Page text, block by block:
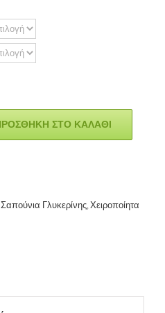
ΣΤΟ ΚΑΛΆΘΙ
Σαπούνια Γλυκερίνης,Χειροποίητα